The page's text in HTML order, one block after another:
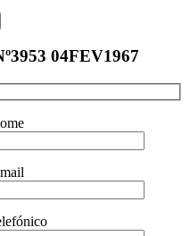
04FEV1967